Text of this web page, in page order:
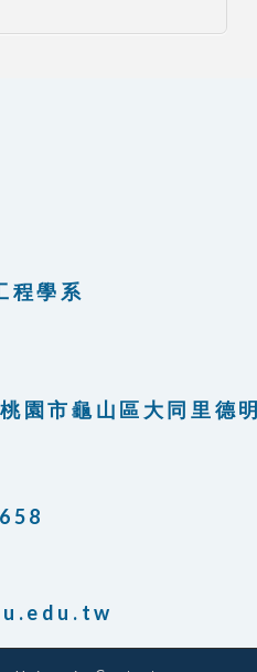
程學系
園市龜山區大同里德